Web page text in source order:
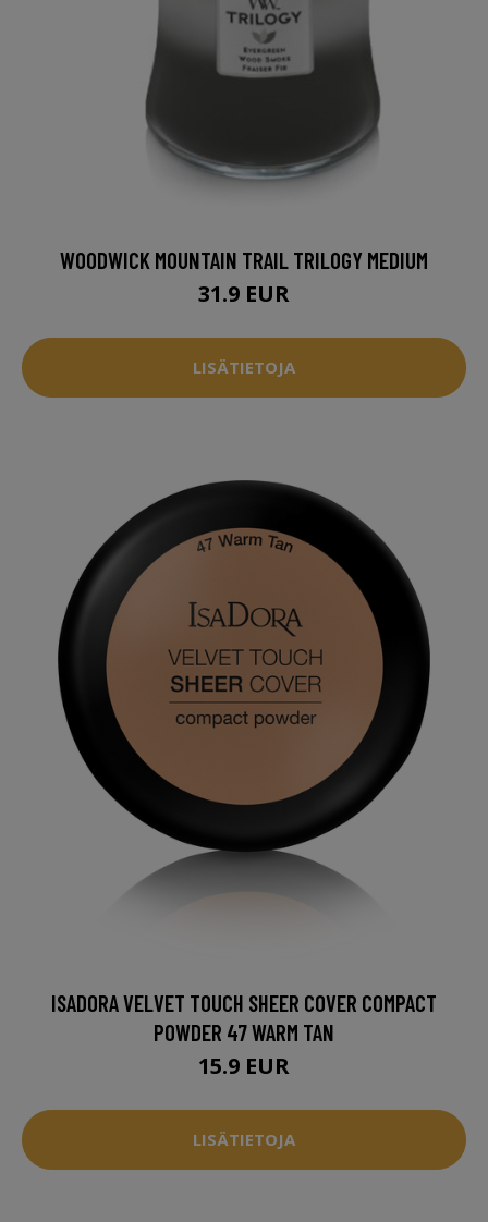
WOODWICK MOUNTAIN TRAIL TRILOGY MEDIUM
31.9 EUR
LISÄTIETOJA
ISADORA VELVET TOUCH SHEER COVER COMPACT
POWDER 47 WARM TAN
15.9 EUR
LISÄTIETOJA